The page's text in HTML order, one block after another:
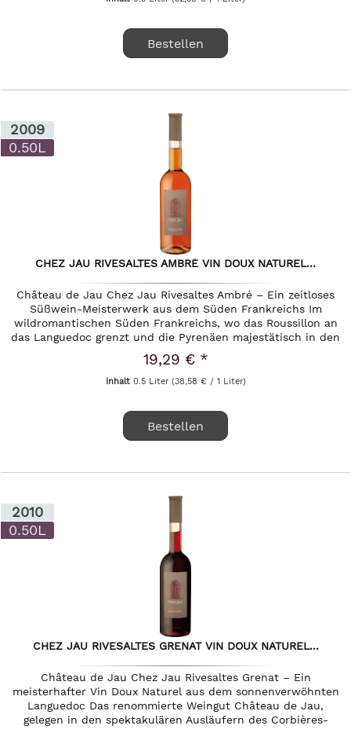
Bestellen
2009
0.50L
CHEZ JAU RIVESALTES AMBRÉ VIN DOUX NATUREL...
Château de Jau Chez Jau Rivesaltes Ambré – Ein zeitloses
Süßwein-Meisterwerk aus dem Süden Frankreichs Im
wildromantischen Süden Frankreichs, wo das Roussillon an
das Languedoc grenzt und die Pyrenäen majestätisch in den
Himmel ragen,...
19,29 € *
Inhalt 0.5 Liter (38,58 € / 1 Liter)
Bestellen
2010
0.50L
CHEZ JAU RIVESALTES GRENAT VIN DOUX NATUREL...
Château de Jau Chez Jau Rivesaltes Grenat – Ein
meisterhafter Vin Doux Naturel aus dem sonnenverwöhnten
Languedoc Das renommierte Weingut Château de Jau,
gelegen in den spektakulären Ausläufern des Corbières-